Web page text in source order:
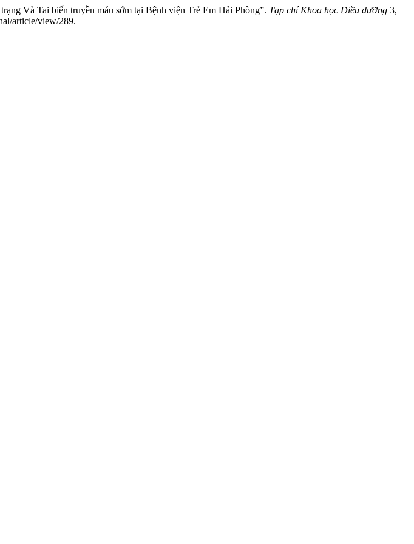
Và Tai biến truyền máu sớm tại Bệnh viện Trẻ Em Hải Phòng”. Tạp chí Khoa học Điều dưỡng 3,
article/view/289.